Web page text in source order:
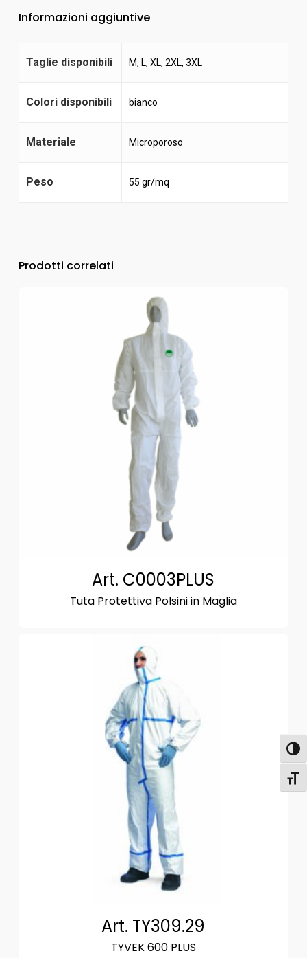
Informazioni aggiuntive
Taglie disponibili M, L, XL, 2XL, 3XL
Colori disponibili bianco
Materiale Microporoso
Peso 55 gr/mq
Prodotti correlati
Art. C0003PLUS
Tuta Protettiva Polsini in Maglia
Art. TY309.29
TYVEK 600 PLUS